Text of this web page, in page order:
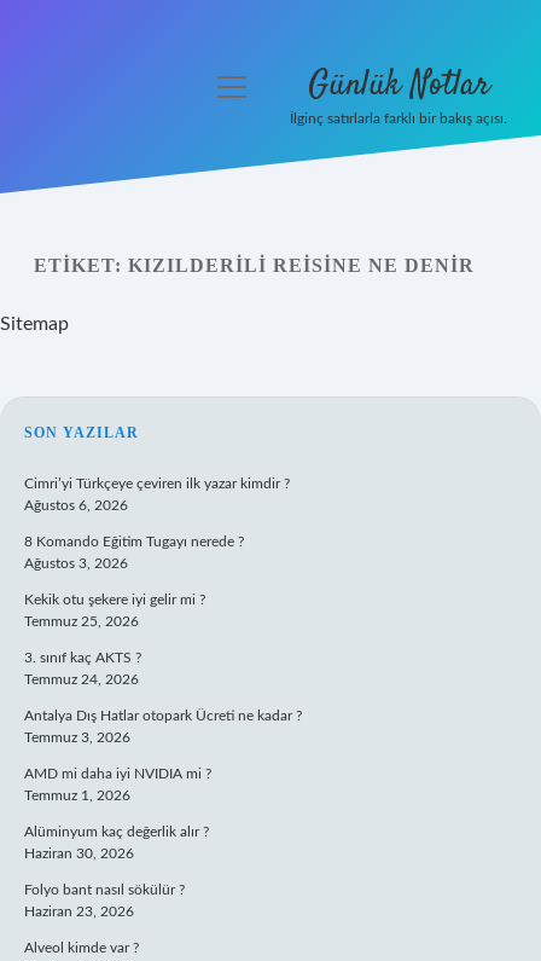
Yasal Uyarı
Hakkımızda
menüyü
Günlük Notlar
İlginç satırlarla farklı bir bakış açısı.
ETIKET: KIZILDERILI REISINE NE DENIR
Sitemap
SIDEBAR
SON YAZILAR
Cimri’yi Türkçeye çeviren ilk yazar kimdir ?
Ağustos 6, 2026
8 Komando Eğitim Tugayı nerede ?
Ağustos 3, 2026
Kekik otu şekere iyi gelir mi ?
Temmuz 25, 2026
3. sınıf kaç AKTS ?
Temmuz 24, 2026
Antalya Dış Hatlar otopark Ücreti ne kadar ?
Temmuz 3, 2026
AMD mi daha iyi NVIDIA mi ?
Temmuz 1, 2026
Alüminyum kaç değerlik alır ?
Haziran 30, 2026
Folyo bant nasıl sökülür ?
Haziran 23, 2026
Alveol kimde var ?